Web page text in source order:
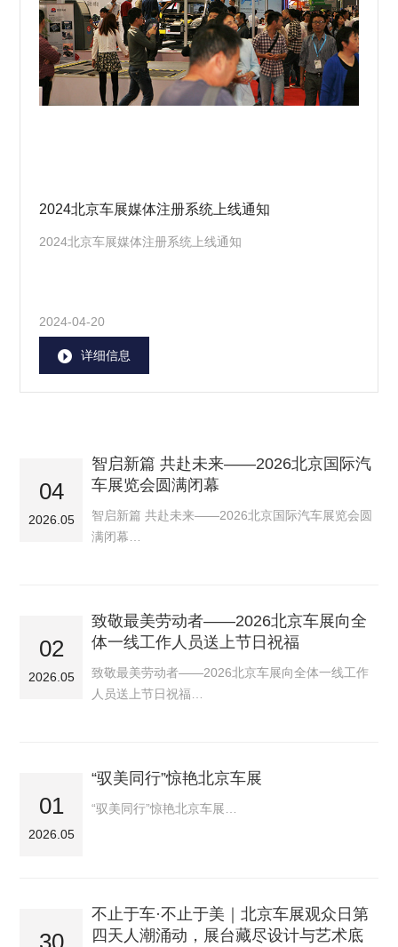
2024北京车展媒体注册系统上线通知
2024北京车展媒体注册系统上线通知
2024-04-20
详细信息
04
2026.05
智启新篇 共赴未来——2026北京国际汽
车展览会圆满闭幕
智启新篇 共赴未来——2026北京国际汽车展览会圆
满闭幕…
02
2026.05
致敬最美劳动者——2026北京车展向全
体一线工作人员送上节日祝福
致敬最美劳动者——2026北京车展向全体一线工作
人员送上节日祝福…
01
2026.05
“驭美同行”惊艳北京车展
“驭美同行”惊艳北京车展…
30
不止于车·不止于美｜北京车展观众日第
四天人潮涌动，展台藏尽设计与艺术底